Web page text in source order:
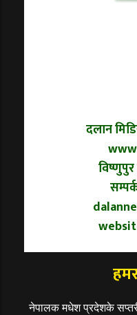
दलान
नेपालक मधेश प्रदेशके सप्तरी